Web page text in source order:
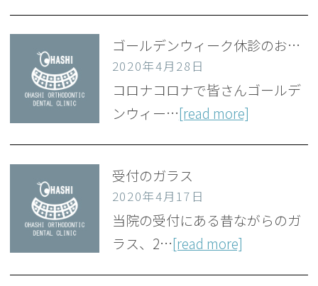
ゴールデンウィーク休診のお知らせ
2020年4月28日
コロナコロナで皆さんゴールデ
ンウィー…[read more]
受付のガラス
2020年4月17日
当院の受付にある昔ながらのガ
ラス、2…[read more]